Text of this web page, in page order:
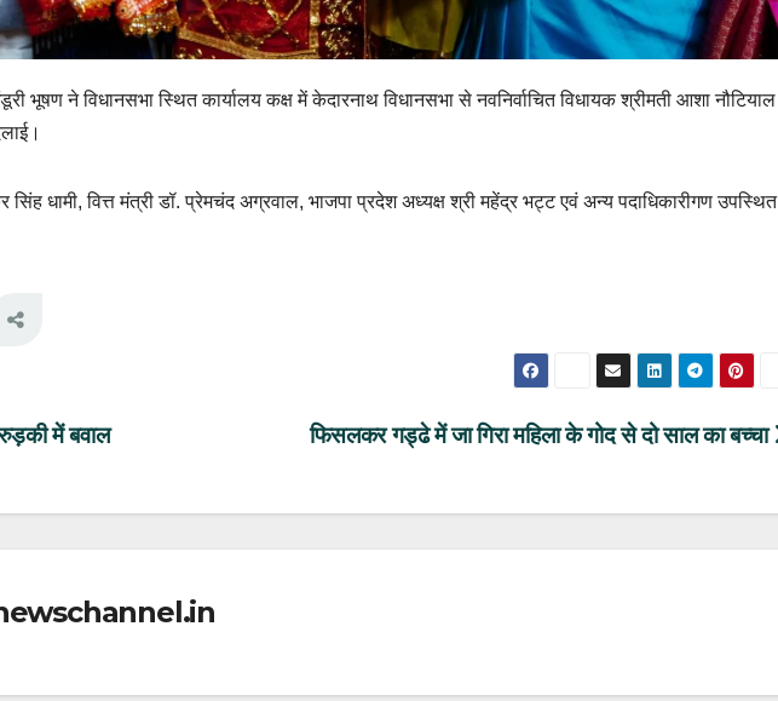
भूषण ने विधानसभा स्थित कार्यालय कक्ष में केदारनाथ विधानसभा से नवनिर्वाचित विधायक श्रीमती आशा नौटियाल
धामी, वित्त मंत्री डॉ. प्रेमचंद अग्रवाल, भाजपा प्रदेश अध्यक्ष श्री महेंद्र भट्ट एवं अन्य पदाधिकारीगण उपस्थित
फिसलकर गड्ढे में जा गिरा महिला के गोद से दो साल का बच्चा
में बवाल